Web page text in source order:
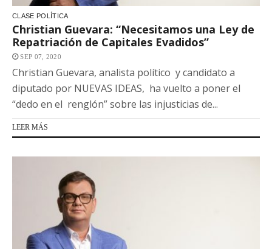
CLASE POLÍTICA
Christian Guevara: “Necesitamos una Ley de
Repatriación de Capitales Evadidos”
SEP 07, 2020
Christian Guevara, analista político y candidato a
diputado por NUEVAS IDEAS, ha vuelto a poner el
“dedo en el renglón” sobre las injusticias de...
LEER MÁS